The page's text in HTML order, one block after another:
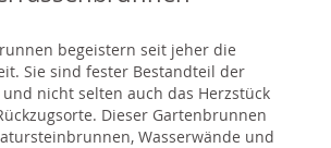
begeistern seit jeher die
Sie sind fester Bestandteil der
nicht selten auch das Herzstück
Dieser Gartenbrunnen
Wasserwände und